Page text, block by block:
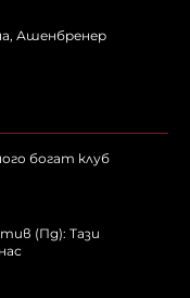
Ашенбренер
богат клуб
(Пд): Тази